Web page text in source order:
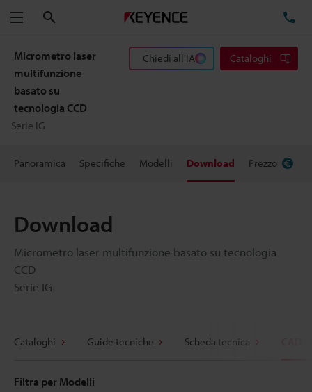
Menu
Micrometro laser
multifunzione
basato su
tecnologia CCD
Serie IG
Chiedi all'IA Cataloghi
Panoramica Specifiche Modelli Download Prezzo
Download
Micrometro laser multifunzione basato su tecnologia
CCD
Serie IG
Cataloghi Guide tecniche Scheda tecnica
Filtra per Modelli